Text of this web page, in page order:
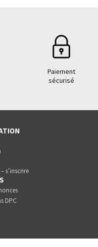
Paiement
sécurisé
s’inscrire
DPC